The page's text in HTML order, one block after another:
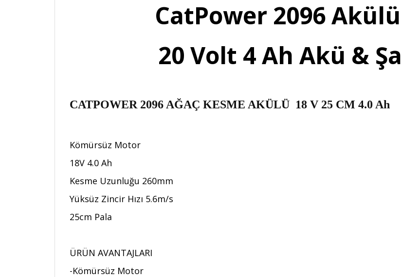
CatPower 2096Akülü
20 Volt 4 Ah Akü &
CATPOWER 2096 AĞAÇ KESME AKÜLÜ 18 V 25 CM 4.0 Ah
Kömürsüz Motor
18V 4.0 Ah
Kesme Uzunluğu 260mm
Yüksüz Zincir Hızı 5.6m/s
25cm Pala
ÜRÜN AVANTAJLARI
-Kömürsüz Motor